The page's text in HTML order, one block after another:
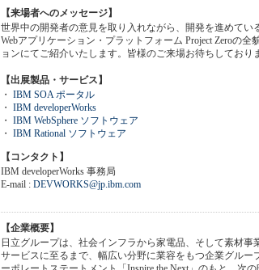
【来場者へのメッセージ】
世界中の開発者の意見を取り入れながら、開発を進めてい
Webアプリケーション・プラットフォーム Project Zeroの全
ョンにてご紹介いたします。皆様のご来場お待ちしており
【出展製品・サービス】
・ IBM SOA ポータル
・ IBM developerWorks
・ IBM WebSphere ソフトウェア
・ IBM Rational ソフトウェア
【コンタクト】
IBM developerWorks 事務局
E-mail : DEVWORKS@jp.ibm.com
【企業概要】
日立グループは、社会インフラから家電品、そして素材事
サービスに至るまで、幅広い分野に業容をもつ企業グルー